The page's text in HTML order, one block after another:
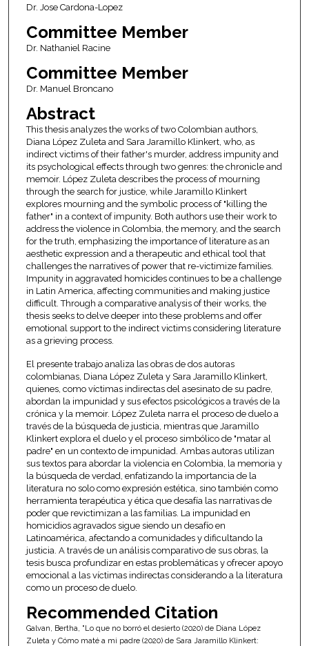
Dr. Jose Cardona-Lopez
Committee Member
Dr. Nathaniel Racine
Committee Member
Dr. Manuel Broncano
Abstract
This thesis analyzes the works of two Colombian authors,
Diana López Zuleta and Sara Jaramillo Klinkert, who, as
indirect victims of their father's murder, address impunity and
its psychological effects through two genres: the chronicle and
memoir. López Zuleta describes the process of mourning
through the search for justice, while Jaramillo Klinkert
explores mourning and the symbolic process of "killing the
father" in a context of impunity. Both authors use their work to
address the violence in Colombia, the memory, and the search
for the truth, emphasizing the importance of literature as an
aesthetic expression and a therapeutic and ethical tool that
challenges the narratives of power that re-victimize families.
Impunity in aggravated homicides continues to be a challenge
in Latin America, affecting communities and making justice
difficult. Through a comparative analysis of their works, the
thesis seeks to delve deeper into these problems and offer
emotional support to the indirect victims considering literature
as a grieving process.
El presente trabajo analiza las obras de dos autoras
colombianas, Diana López Zuleta y Sara Jaramillo Klinkert,
quienes, como víctimas indirectas del asesinato de su padre,
abordan la impunidad y sus efectos psicológicos a través de la
crónica y la memoir. López Zuleta narra el proceso de duelo a
través de la búsqueda de justicia, mientras que Jaramillo
Klinkert explora el duelo y el proceso simbólico de "matar al
padre" en un contexto de impunidad. Ambas autoras utilizan
sus textos para abordar la violencia en Colombia, la memoria y
la búsqueda de verdad, enfatizando la importancia de la
literatura no solo como expresión estética, sino también como
herramienta terapéutica y ética que desafía las narrativas de
poder que revictimizan a las familias. La impunidad en
homicidios agravados sigue siendo un desafío en
Latinoamérica, afectando a comunidades y dificultando la
justicia. A través de un análisis comparativo de sus obras, la
tesis busca profundizar en estas problemáticas y ofrecer apoyo
emocional a las víctimas indirectas considerando a la literatura
como un proceso de duelo.
Recommended Citation
Galvan, Bertha, "Lo que no borró el desierto (2020) de Diana López
Zuleta y Cómo maté a mi padre (2020) de Sara Jaramillo Klinkert: